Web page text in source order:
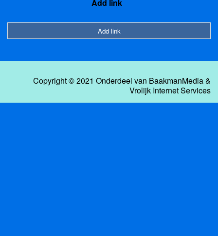
Add link
Add link
Copyright © 2021 Onderdeel van BaakmanMedia&
Vrolijk Internet Services